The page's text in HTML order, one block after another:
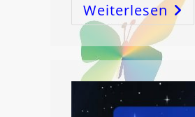
Weiterlesen NEUE
APP